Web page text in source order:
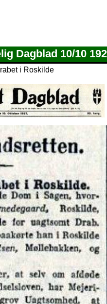
Dagblad 10/10
i Roskilde